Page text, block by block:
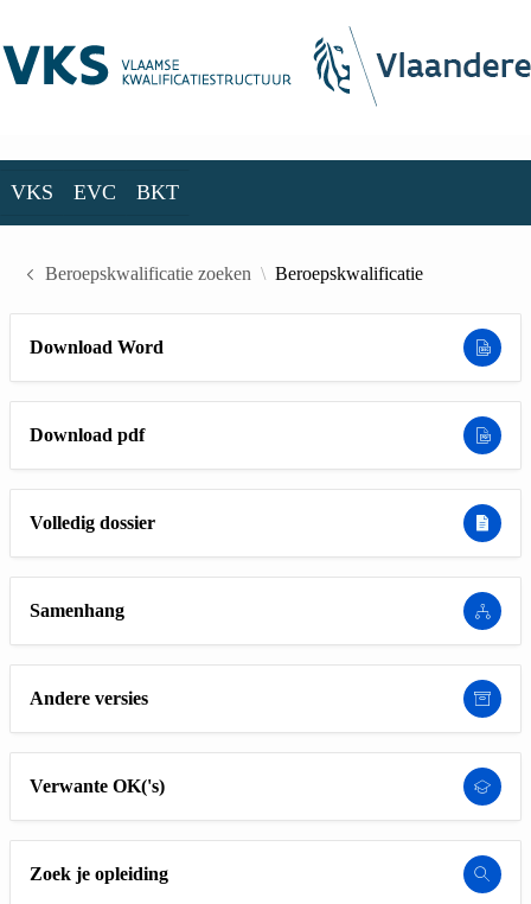
VKS EVC BKT
Beroepskwalificatie zoeken Beroepskwalificatie
Download Word
Download pdf
Volledig dossier
Samenhang
Andere versies
Verwante OK('s)
Zoek je opleiding